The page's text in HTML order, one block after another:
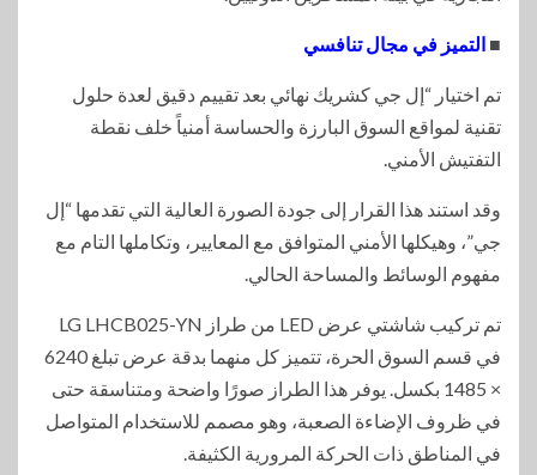
■ التميز في مجال تنافسي
تم اختيار “إل جي كشريك نهائي بعد تقييم دقيق لعدة حلول
تقنية لمواقع السوق البارزة والحساسة أمنياً خلف نقطة
التفتيش الأمني.
وقد استند هذا القرار إلى جودة الصورة العالية التي تقدمها “إل
جي”، وهيكلها الأمني المتوافق مع المعايير، وتكاملها التام مع
مفهوم الوسائط والمساحة الحالي.
تم تركيب شاشتي عرض LED من طراز LG LHCB025-YN
في قسم السوق الحرة، تتميز كل منهما بدقة عرض تبلغ 6240
× 1485 بكسل. يوفر هذا الطراز صورًا واضحة ومتناسقة حتى
في ظروف الإضاءة الصعبة، وهو مصمم للاستخدام المتواصل
في المناطق ذات الحركة المرورية الكثيفة.